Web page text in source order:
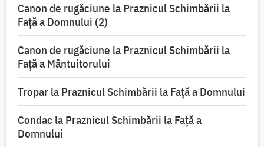
Canon de rugăciune la Praznicul Schimbării la
Faţă a Domnului (2)
Canon de rugăciune la Praznicul Schimbării la
Față a Mântuitorului
Tropar la Praznicul Schimbării la Faţă a Domnului
Condac la Praznicul Schimbării la Faţă a
Domnului